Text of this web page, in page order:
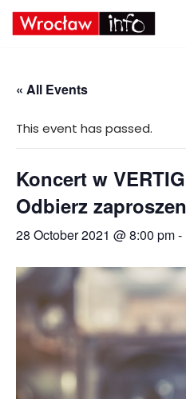
content
« All Events
This event has passed.
Koncert w
Odbierz
28 October 2021 @ 8:00 pm-